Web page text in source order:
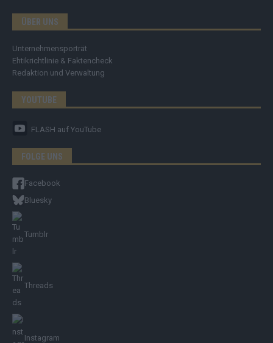
ÜBER UNS
Unternehmensporträt
Ehtikrichtlinie & Faktencheck
Redaktion und Verwaltung
YOUTUBE
FLASH auf YouTube
FOLGE UNS
Facebook
Bluesky
Tumblr
Threads
Instagram